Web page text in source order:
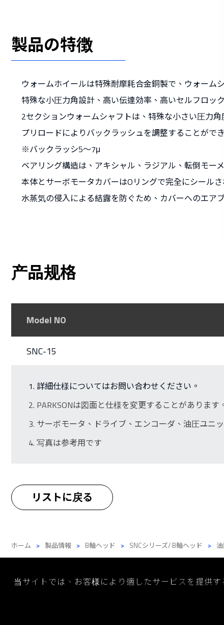
製品の特徴
ウォームホイールは特殊耐摩耗合金銅製で、ウォーム
特殊な小圧力角設計、高い伝達効率、高いセルフロッ
2セクションウォームシャフトは、特殊な小さい圧力
プリロードによりバックラッシュを調整することがで
※バックラッシ5～7μ
ベアリング構造は、アキシャル、ラジアル、転倒モー
本体とサーボモータカバーはOリングで完全にシール
水蒸気の侵入による結露を防ぐため、カバーへのエア
产品规格
Model NO
SNC-15
詳細仕様についてはお問い合わせください。
PARKSONは図面と仕様を変更することがあります
サーボモータ、ドライブ、エンコーダ、油圧ユニ
写真は参考用です
リストに戻る
ホーム 製品情報 B軸ヘッド SNCシリーズ/ B軸ヘッド
製
©2026
当サイトでは、お客様により適したサービスを提供